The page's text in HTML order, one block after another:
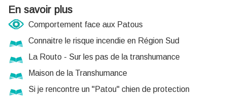
En savoir plus
Comportement face aux Patous
Connaitre le risque incendie en Région Sud
La Routo - Sur les pas de la transhumance
Maison de la Transhumance
Si je rencontre un "Patou" chien de protection